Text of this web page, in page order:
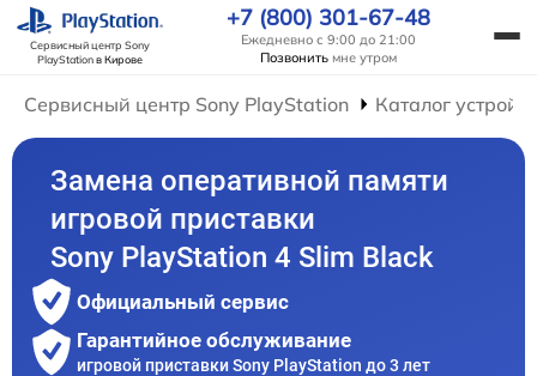
Сервисный центр Sony
PlayStationв Кирове
+7 (800) 301-67-48
Ежедневно с 9:00 до 21:00
Позвонить мне утром
Сервисный центр Sony PlayStation Каталог
Замена оперативной памяти
игровой приставки
Sony PlayStation 4 Slim Black
Официальный сервис
Гарантийное обслуживание
игровой приставки Sony PlayStation до 3 лет